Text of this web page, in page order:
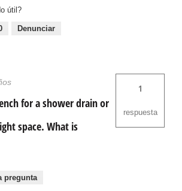
útil?
Denunciar
for a shower drain or
space. What is
1
respuesta
pregunta